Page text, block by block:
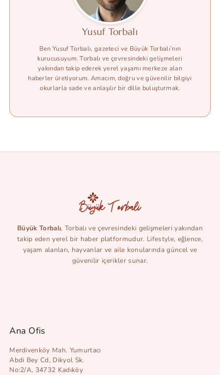
Yusuf Torbalı
Ben Yusuf Torbalı, gazeteci ve Büyük Torbalı’nın
kurucusuyum. Torbalı ve çevresindeki gelişmeleri
yakından takip ederek yerel yaşamı merkeze alan
haberler üretiyorum. Amacım, doğru ve güvenilir bilgiyi
okurlarla sade ve anlaşılır bir dille buluşturmak.
Büyük Torbalı, Torbalı ve çevresindeki gelişmeleri yakından
takip eden yerel bir haber platformudur. Lifestyle, eğlence,
yaşam alanları, hayvanlar ve aile konularında güncel ve
güvenilir içerikler sunar.
Ana Ofis
Merdivenköy Mah. Yumurtacı
Abdi Bey Cd, Dikyol Sk.
No:2/A, 34732 Kadıköy